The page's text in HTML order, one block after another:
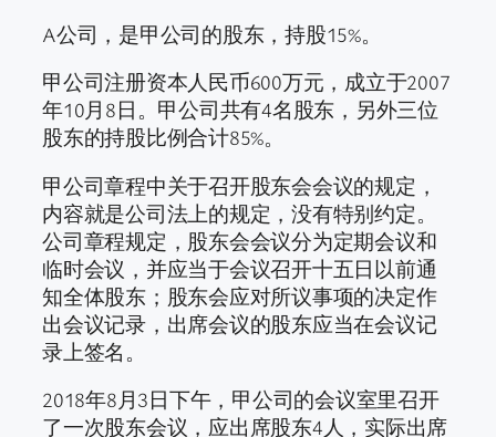
A公司，是甲公司的股东，持股15%。
甲公司注册资本人民币600万元，成立于2007
年10月8日。甲公司共有4名股东，另外三位
股东的持股比例合计85%。
甲公司章程中关于召开股东会会议的规定，
内容就是公司法上的规定，没有特别约定。
公司章程规定，股东会会议分为定期会议和
临时会议，并应当于会议召开十五日以前通
知全体股东；股东会应对所议事项的决定作
出会议记录，出席会议的股东应当在会议记
录上签名。
2018年8月3日下午，甲公司的会议室里召开
了一次股东会议，应出席股东4人，实际出席